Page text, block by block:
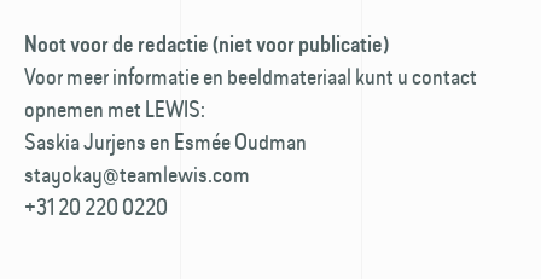
Noot voor de redactie (niet voor publicatie)
Voor meer informatie en beeldmateriaal kunt u contact
opnemen met LEWIS:
Saskia Jurjens en Esmée Oudman
stayokay@teamlewis.com
+31 20 220 0220